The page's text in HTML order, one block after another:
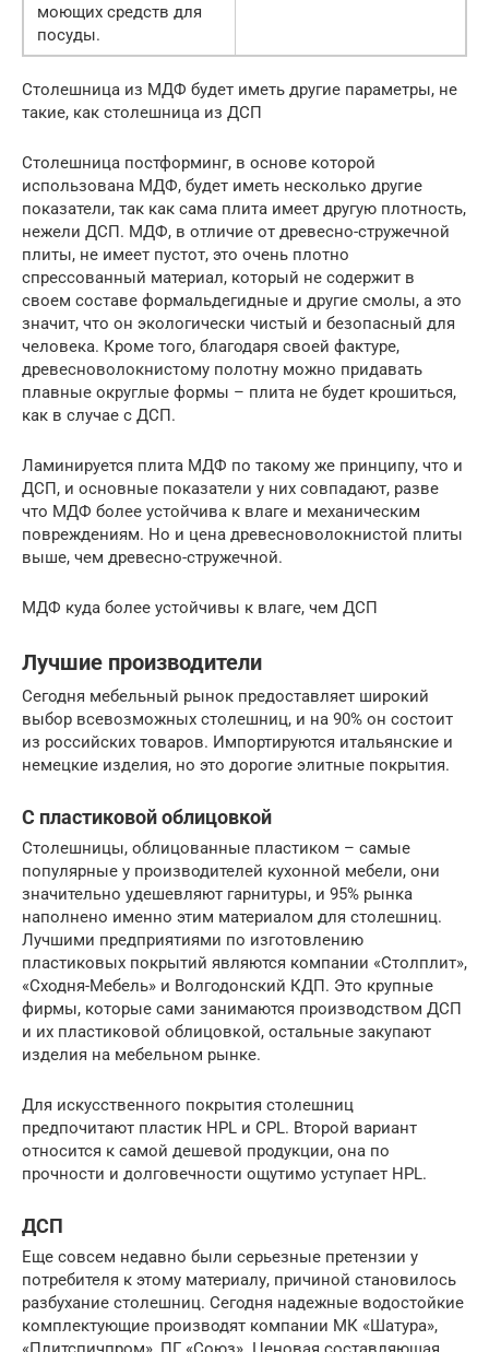
моющих средств для
посуды.
Столешница из МДФ будет иметь другие параметры, не
такие, как столешница из ДСП
Столешница постформинг, в основе которой
использована МДФ, будет иметь несколько другие
показатели, так как сама плита имеет другую плотность,
нежели ДСП. МДФ, в отличие от древесно-стружечной
плиты, не имеет пустот, это очень плотно
спрессованный материал, который не содержит в
своем составе формальдегидные и другие смолы, а это
значит, что он экологически чистый и безопасный для
человека. Кроме того, благодаря своей фактуре,
древесноволокнистому полотну можно придавать
плавные округлые формы – плита не будет крошиться,
как в случае с ДСП.
Ламинируется плита МДФ по такому же принципу, что и
ДСП, и основные показатели у них совпадают, разве
что МДФ более устойчива к влаге и механическим
повреждениям. Но и цена древесноволокнистой плиты
выше, чем древесно-стружечной.
МДФ куда более устойчивы к влаге, чем ДСП
Лучшие производители
Сегодня мебельный рынок предоставляет широкий
выбор всевозможных столешниц, и на 90% он состоит
из российских товаров. Импортируются итальянские и
немецкие изделия, но это дорогие элитные покрытия.
С пластиковой облицовкой
Столешницы, облицованные пластиком – самые
популярные у производителей кухонной мебели, они
значительно удешевляют гарнитуры, и 95% рынка
наполнено именно этим материалом для столешниц.
Лучшими предприятиями по изготовлению
пластиковых покрытий являются компании «Столплит»,
«Сходня-Мебель» и Волгодонский КДП. Это крупные
фирмы, которые сами занимаются производством ДСП
и их пластиковой облицовкой, остальные закупают
изделия на мебельном рынке.
Для искусственного покрытия столешниц
предпочитают пластик HPL и CPL. Второй вариант
относится к самой дешевой продукции, она по
прочности и долговечности ощутимо уступает HPL.
ДСП
Еще совсем недавно были серьезные претензии у
потребителя к этому материалу, причиной становилось
разбухание столешниц. Сегодня надежные водостойкие
комплектующие производят компании МК «Шатура»,